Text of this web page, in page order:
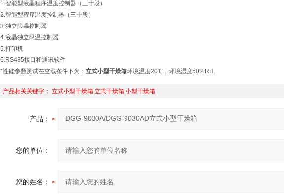
1.智能型液晶程序温度控制器（三十段）
2.智能型程序温度控制器（三十段）
3.独立限温控制器
4.液晶独立限温控制器
5.打印机
6.RS485接口和通讯软件
*性能参数测试在空载条件下为： 立式小型干燥箱环境温度20℃，环境湿度50%RH.
产品相关关键字： 立式小型干燥箱 立式干燥箱 小型干燥箱
产品：
您的单位：
您的姓名：